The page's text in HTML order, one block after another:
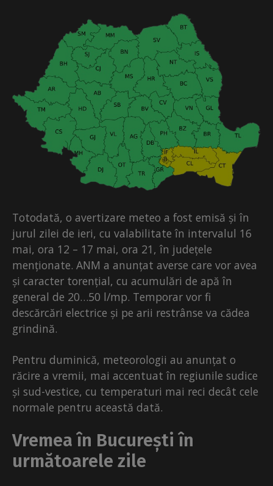
Totodată, o avertizare meteo a fost emisă și în
jurul zilei de ieri, cu valabilitate în intervalul 16
mai, ora 12 – 17 mai, ora 21, în județele
menționate. ANM a anunțat averse care vor avea
și caracter torențial, cu acumulări de apă în
general de 20…50 l/mp. Temporar vor fi
descărcări electrice și pe arii restrânse va cădea
grindină.
Pentru duminică, meteorologii au anunțat o
răcire a vremii, mai accentuat în regiunile sudice
și sud-vestice, cu temperaturi mai reci decât cele
normale pentru această dată.
Vremea în București în
următoarele zile